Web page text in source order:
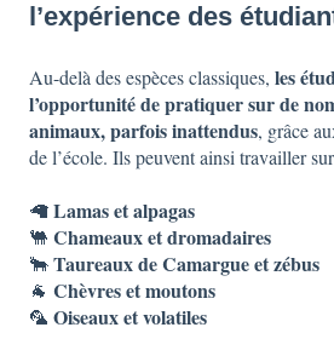
l’expérience des
Au-delà des espèces classiques, les
l’opportunité de pratiquer sur de
animaux, parfois inattendus, grâce
de l’école. Ils peuvent ainsi travailler
🦙Lamas et alpagas
🐫 Chameaux et dromadaires
🐂Taureaux de Camargue et zébus
🐐 Chèvres et moutons
🦜 Oiseaux et volatiles